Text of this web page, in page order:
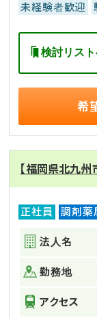
未経験者歓迎
検討リス
希
【福岡県北九
正社員 調剤薬
法人名
勤務地
アクセス